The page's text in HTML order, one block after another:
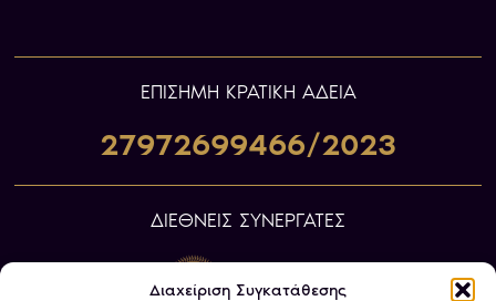
Διαχείριση Συγκατάθεσης
ΕΠIΣΗΜΗ ΚΡΑΤΙΚΗ ΑΔΕΙΑ
27972699466/2023
ΔΙΕΘΝΕΙΣ ΣΥΝΕΡΓΑΤΕΣ